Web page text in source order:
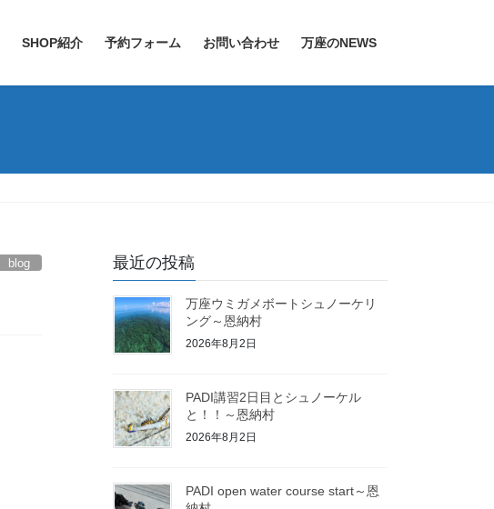
SHOP紹介 予約フォーム お問い合わせ 万座のNEWS
blog 最近の投稿
万座ウミガメボートシュノーケリ
ング～恩納村
2026年8月2日
PADI講習2日目とシュノーケル
と！！～恩納村
2026年8月2日
PADI open water course start～恩